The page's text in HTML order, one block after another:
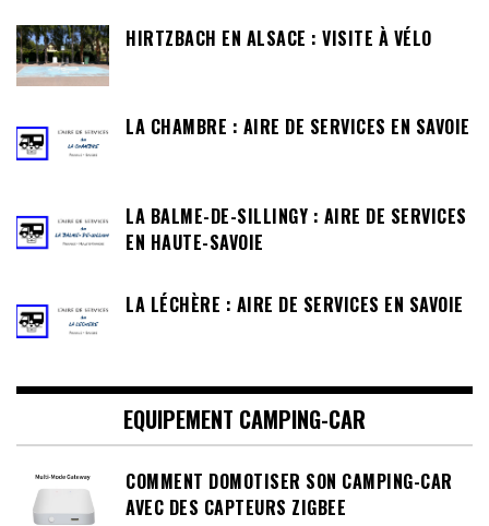
HIRTZBACH EN ALSACE : VISITE À VÉLO
LA CHAMBRE : AIRE DE SERVICES EN SAVOIE
LA BALME-DE-SILLINGY : AIRE DE SERVICES
EN HAUTE-SAVOIE
LA LÉCHÈRE : AIRE DE SERVICES EN SAVOIE
EQUIPEMENT CAMPING-CAR
COMMENT DOMOTISER SON CAMPING-CAR
AVEC DES CAPTEURS ZIGBEE